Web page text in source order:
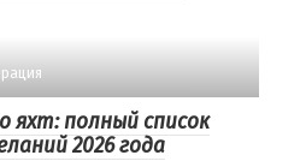
яхт: полный список
2026 года